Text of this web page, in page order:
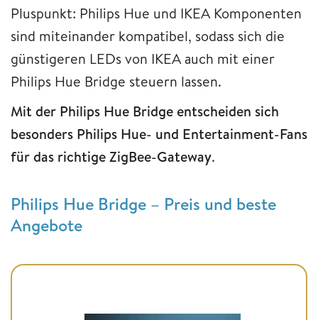
Pluspunkt: Philips Hue und IKEA Komponenten
sind miteinander kompatibel, sodass sich die
günstigeren LEDs von IKEA auch mit einer
Philips Hue Bridge steuern lassen.
Mit der Philips Hue Bridge entscheiden sich
besonders Philips Hue- und Entertainment-Fans
für das richtige ZigBee-Gateway.
Philips Hue Bridge – Preis und beste
Angebote